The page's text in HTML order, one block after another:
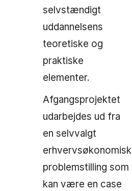
selvstændigt
uddannelsens
teoretiske og
praktiske
elementer.
Afgangsprojektet
udarbejdes ud fra
en selvvalgt
erhvervsøkonomisk
problemstilling som
kan være en case